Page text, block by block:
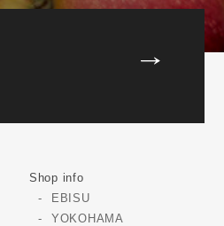
Shop info
EBISU
YOKOHAMA